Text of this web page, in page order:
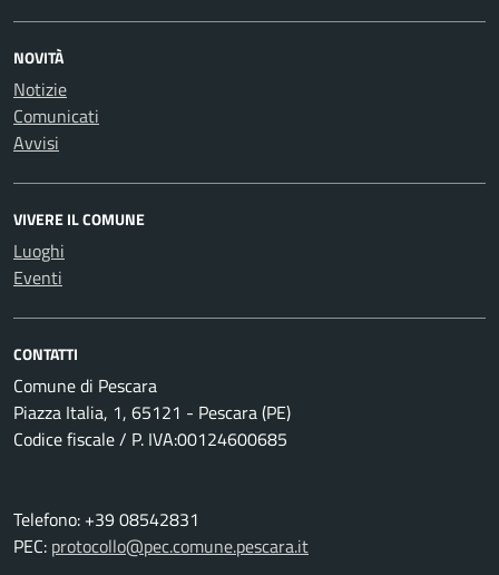
NOVITÀ
Notizie
Comunicati
Avvisi
VIVERE IL COMUNE
Luoghi
Eventi
CONTATTI
Comune di Pescara
Piazza Italia, 1, 65121 - Pescara (PE)
Codice fiscale / P. IVA:00124600685
Telefono: +39 08542831
PEC: protocollo@pec.comune.pescara.it